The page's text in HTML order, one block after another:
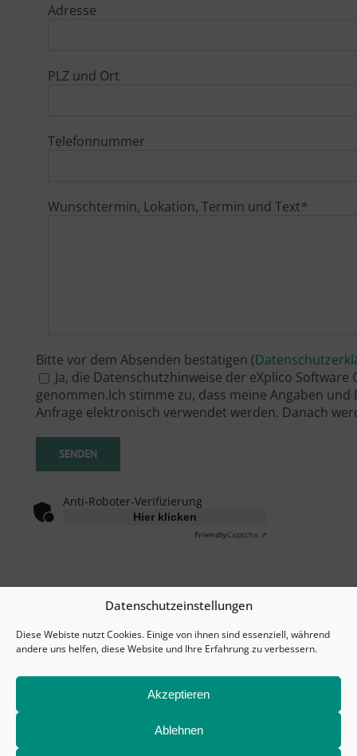
Datenschutzeinstellungen
Diese Webiste nutzt Cookies. Einige von ihnen sind essenziell, während
andere uns helfen, diese Website und Ihre Erfahrung zu verbessern.
Akzeptieren
Ablehnen
Adresse
PLZ und Ort
Telefonnummer
Wunschtermin, Lokation, Termin und Text*
Bitte vor dem Absenden bestätigen (
Ja, die Datenschutzhinweise der eXplico
genommen.Ich stimme zu, dass meine Angaben
Anfrage elektronisch verwendet werden. Danach
Anti-Roboter-Verifizierung
Hier klicken
FriendlyCaptcha ⇗
Datenschutz|AGB